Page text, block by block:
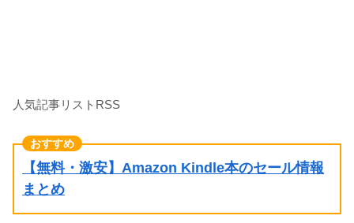
人気記事リストRSS
【無料・激安】Amazon Kindle本のセール情報
まとめ